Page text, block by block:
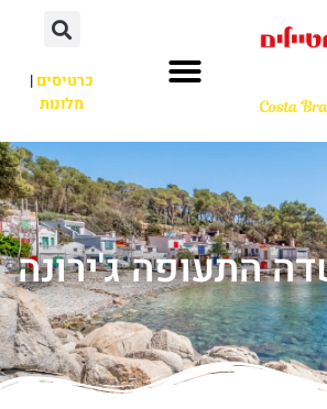
כרטיסים|
מלונות
התעופה ג'ירונה